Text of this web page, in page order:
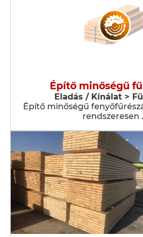
Építő minőségű
Eladás / Kínálat >
Építő minőségű
rendszeresen